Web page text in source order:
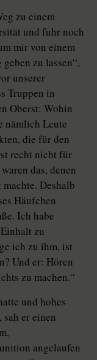
zu einem
und fuhr noch
mir von einem
zu lassen“,
unserer
Truppen in
Oberst: Wohin
nämlich Leute
die für den
recht nicht für
das, denen
Deshalb
Häufchen
Ich habe
zu
ich zu ihm, ist
Und er: Hören
zu machen.“
und hohes
er einen
angelaufen